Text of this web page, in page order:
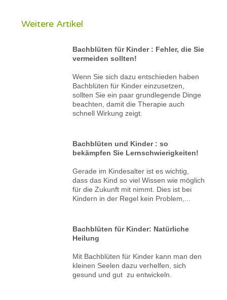
Weitere Artikel
Bachblüten für Kinder : Fehler, die Sie
vermeiden sollten!
Wenn Sie sich dazu entschieden haben
Bachblüten für Kinder einzusetzen,
sollten Sie ein paar grundlegende Dinge
beachten, damit die Therapie auch
schnell Wirkung zeigt.
Bachblüten und Kinder : so
bekämpfen Sie Lernschwierigkeiten!
Gerade im Kindesalter ist es wichtig,
dass das Kind so viel Wissen wie möglich
für die Zukunft mit nimmt. Dies ist bei
Kindern in der Regel kein Problem,...
Bachblüten für Kinder: Natürliche
Heilung
Mit Bachblüten für Kinder kann man den
kleinen Seelen dazu verhelfen, sich
gesund und gut zu entwickeln.